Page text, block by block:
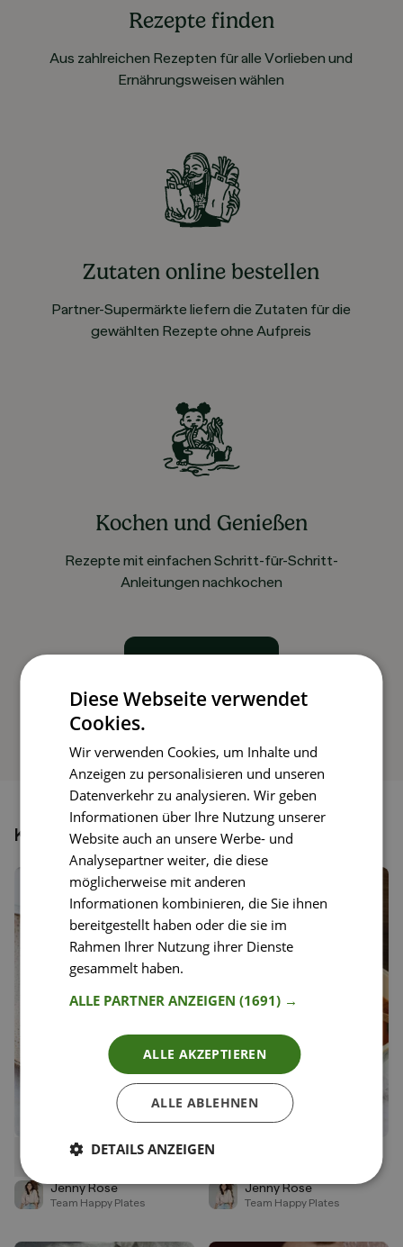
Rezepte finden
Aus zahlreichen Rezepten für alle Vorlieben und
Ernährungsweisen wählen
Zutaten online bestellen
Partner-Supermärkte liefern die Zutaten für die
gewählten Rezepte ohne Aufpreis
Kochen und Genießen
Rezepte mit einfachen Schritt-für-Schritt-
Anleitungen nachkochen
Könnte dir auch gefallen
Klassisches Tiramisu
Jenny Rose
Team Happy Plates
Tortelloni Tomatensuppe
Jenny Rose
Team Happy Plates
Diese Webseite verwendet
Cookies.
Wir verwenden Cookies, um Inhalte und
Anzeigen zu personalisieren und unseren
Datenverkehr zu analysieren. Wir geben
Informationen über Ihre Nutzung unserer
Website auch an unsere Werbe- und
Analysepartner weiter, die diese
möglicherweise mit anderen
Informationen kombinieren, die Sie ihnen
bereitgestellt haben oder die sie im
Rahmen Ihrer Nutzung ihrer Dienste
gesammelt haben.
ALLE PARTNER ANZEIGEN(1691) →
ALLE AKZEPTIEREN
ALLE ABLEHNEN
DETAILS ANZEIGEN